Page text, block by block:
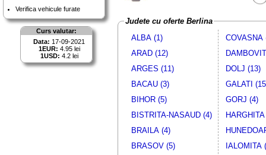
Verifica vehicule furate
Curs valutar:
Data: 17-09-2021
1EUR: 4.95 lei
1USD: 4.2 lei
Judete cu oferte Berlina
ALBA (1)
ARAD (12)
ARGES (11)
BACAU (3)
BIHOR (5)
BISTRITA-NASAUD (4)
BRAILA (4)
BRASOV (5)
COVASNA
DOLJ (13)
GALATI
GORJ (4)
IALOMITA